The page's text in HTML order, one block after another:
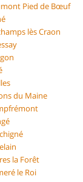
Pied de Bœuf
lès Craon
du Maine
la Forêt
le Roi